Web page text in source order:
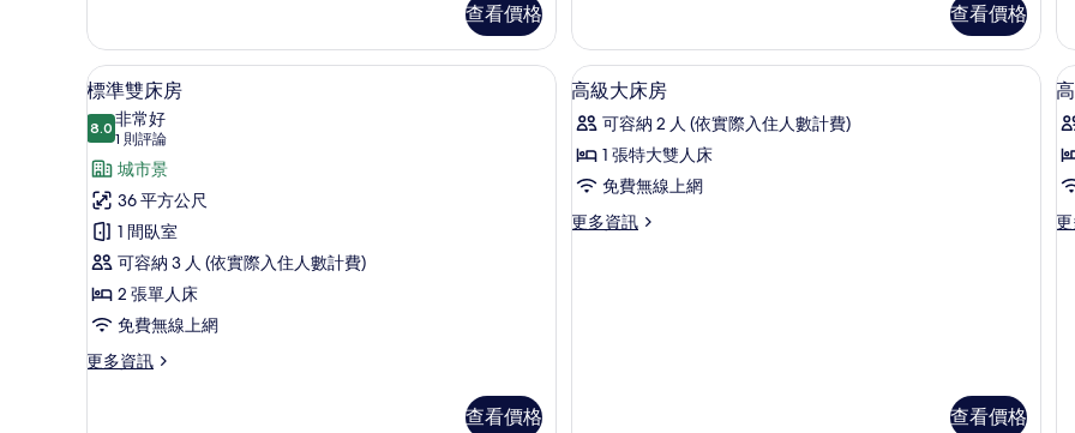
片
City
View)
的
詳
情
查看價格
房
的
詳
情
查看價格
單
人
房
詳
情
顯
示
標
準
雙
床
房
的
所
有
標準雙床房 | 1 間臥室、低過敏寢具、客房內保險箱、書桌
2
標準雙床房
8.08.0 分，滿分 10 分
非常好
1 則評論
(1
則
評
論)
城市景
36 平方公尺
1 間臥室
可容納 3 人 (依實際入住人數計費)
2 張單人床
免費無線上網
更多資訊
更
查看價格
顯
示
高
級
床
1 間臥室、低過敏寢具、客房內保險箱、
5
高級大床房
可容納 2 人 (依實際入住人數計費)
1 張特大雙人床
免費無線上網
更多資訊
更
查看價格
高
更